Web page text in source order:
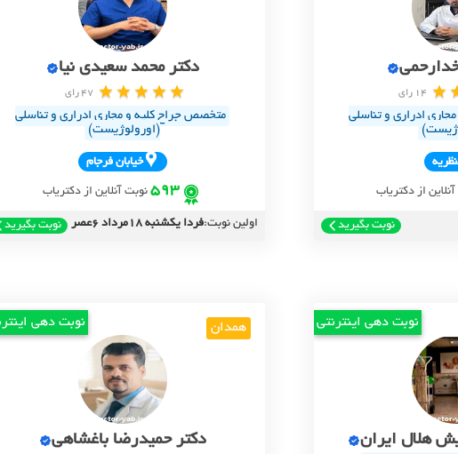
14 رای
ادراری و تناسلی
از دکتریاب
نوبت بگیرید
دکتر محمد سعیدی نیا
47 رای
متخصص جراح کلیه و مجاری ادراری و تناسلی
(اورولوژیست)
خيابان فرجام
593 نوبت آنلاین از دکتریاب
اولین نوبت:فردا یکشنبه 18مرداد 6عصر نوبت بگیرید
نوبت دهی اینترنتی
هلال ایران
همدان نوبت دهی
دکتر حمیدرضا باغشاهی